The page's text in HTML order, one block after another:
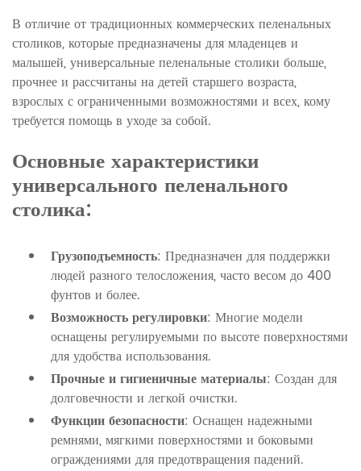
В отличие от традиционных коммерческих пеленальных
столиков, которые предназначены для младенцев и
малышей, универсальные пеленальные столики больше,
прочнее и рассчитаны на детей старшего возраста,
взрослых с ограниченными возможностями и всех, кому
требуется помощь в уходе за собой.
Основные характеристики
универсального пеленального
столика:
Грузоподъемность: Предназначен для поддержки
людей разного телосложения, часто весом до 400
фунтов и более.
Возможность регулировки: Многие модели
оснащены регулируемыми по высоте поверхностями
для удобства использования.
Прочные и гигиеничные материалы: Создан для
долговечности и легкой очистки.
Функции безопасности: Оснащен надежными
ремнями, мягкими поверхностями и боковыми
ограждениями для предотвращения падений.